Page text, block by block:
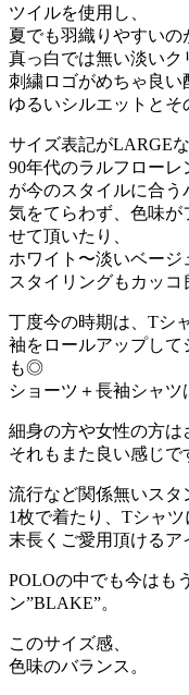
ツイルを使用し、
夏でも羽織りやすいの
真っ白では無い淡い
刺繍ロゴがめちゃ良い
ゆるいシルエットとそ
サイズ表記がLARGEな
90年代のラルフロー
が今のスタイルに合う
気をてらわず、色味
せて頂いたり、
ホワイト〜淡いベー
スタイリングもカッコ
丁度今の時期は、Tシ
袖をロールアップし
も◎
ショーツ＋長袖シャツ
細身の方や女性の方は
それもまた良い感じで
流行など関係無いスタ
1枚で着たり、Tシャツ
末長くご愛用頂けるア
POLOの中でも今はも
ン”BLAKE”。
このサイズ感、
色味のバランス。